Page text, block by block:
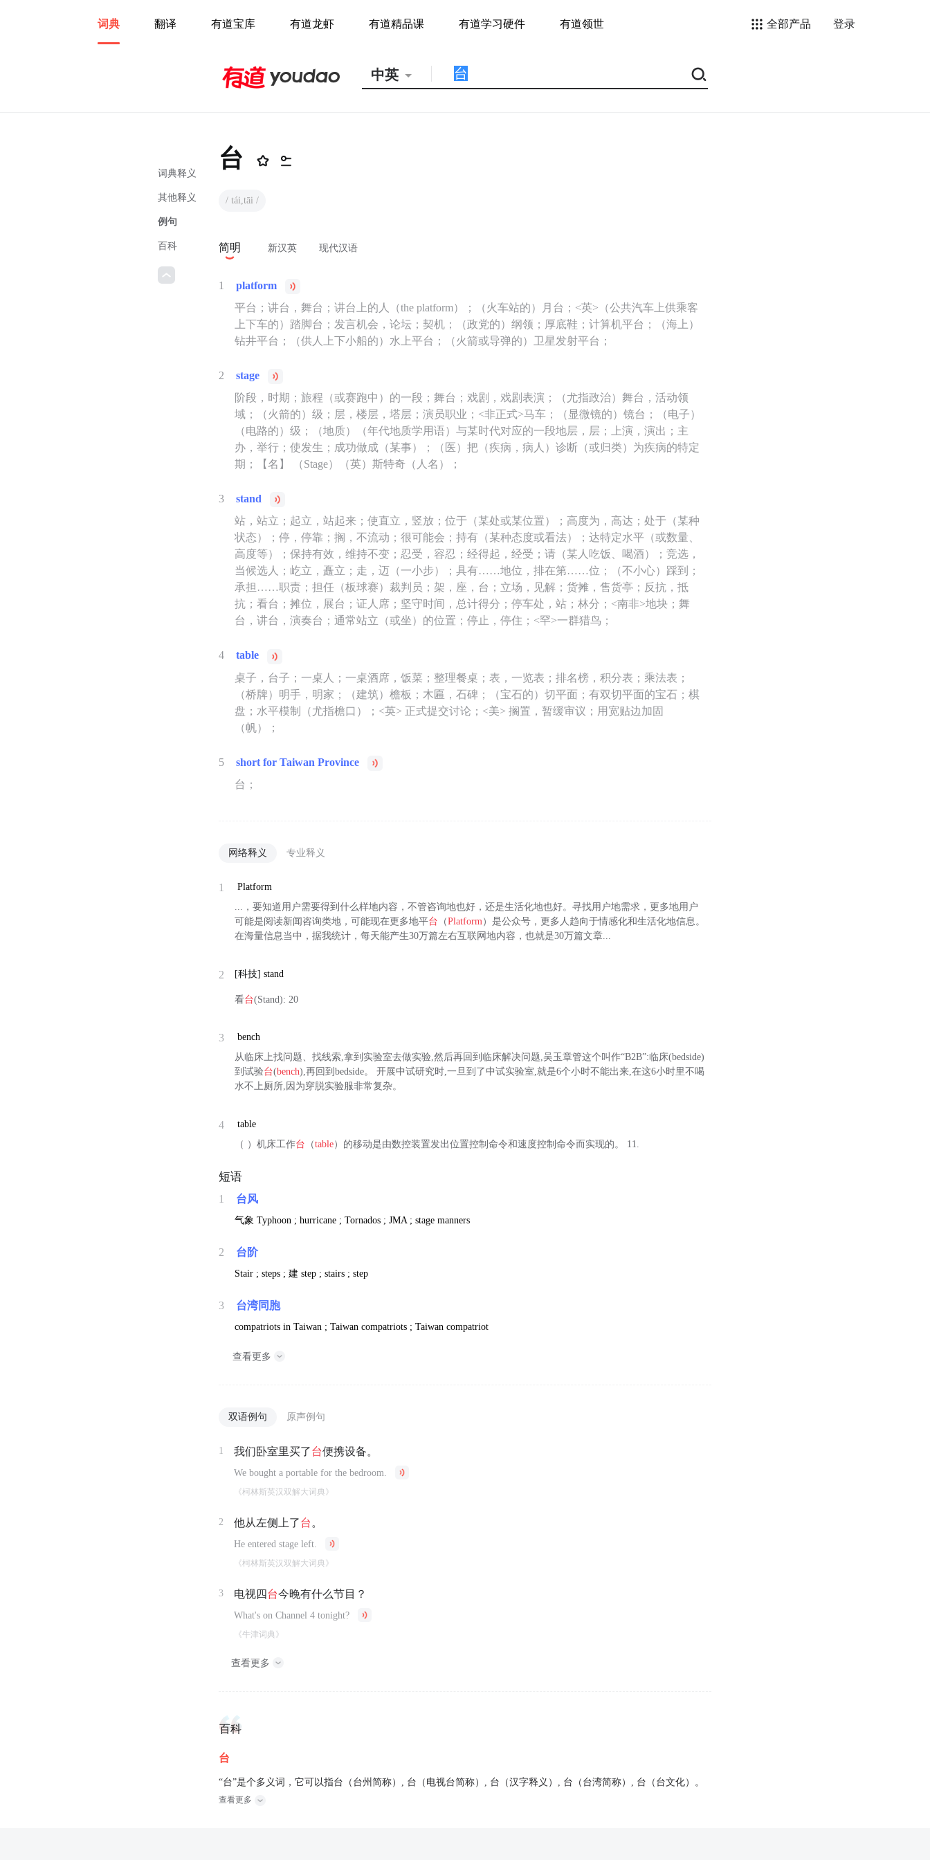
词典 翻译 有道宝库 有道龙虾 有道精品课 有道学习硬件 有道领世 全部产品 登录
中英
词典释义
其他释义
例句
百科
台
/ tái,tāi /
简明 新汉英 现代汉语
1
platform
平台；讲台，舞台；讲台上的人（the platform）；（火车站的）月台；<英>（公共汽车上供乘客
上下车的）踏脚台；发言机会，论坛；契机；（政党的）纲领；厚底鞋；计算机平台；（海上）
钻井平台；（供人上下小船的）水上平台；（火箭或导弹的）卫星发射平台；
2
stage
阶段，时期；旅程（或赛跑中）的一段；舞台；戏剧，戏剧表演；（尤指政治）舞台，活动领
域；（火箭的）级；层，楼层，塔层；演员职业；<非正式>马车；（显微镜的）镜台；（电子）
（电路的）级；（地质）（年代地质学用语）与某时代对应的一段地层，层；上演，演出；主
办，举行；使发生；成功做成（某事）；（医）把（疾病，病人）诊断（或归类）为疾病的特定
期；【名】 （Stage）（英）斯特奇（人名）；
3
stand
站，站立；起立，站起来；使直立，竖放；位于（某处或某位置）；高度为，高达；处于（某种
状态）；停，停靠；搁，不流动；很可能会；持有（某种态度或看法）；达特定水平（或数量、
高度等）；保持有效，维持不变；忍受，容忍；经得起，经受；请（某人吃饭、喝酒）；竞选，
当候选人；屹立，矗立；走，迈（一小步）；具有……地位，排在第……位；（不小心）踩到；
承担……职责；担任（板球赛）裁判员；架，座，台；立场，见解；货摊，售货亭；反抗，抵
抗；看台；摊位，展台；证人席；坚守时间，总计得分；停车处，站；林分；<南非>地块；舞
台，讲台，演奏台；通常站立（或坐）的位置；停止，停住；<罕>一群猎鸟；
4
table
桌子，台子；一桌人；一桌酒席，饭菜；整理餐桌；表，一览表；排名榜，积分表；乘法表；
（桥牌）明手，明家；（建筑）檐板；木匾，石碑；（宝石的）切平面；有双切平面的宝石；棋
盘；水平模制（尤指檐口）；<英> 正式提交讨论；<美> 搁置，暂缓审议；用宽贴边加固
（帆）；
5
short for Taiwan Province
台；
网络释义 专业释义
1
Platform
...，要知道用户需要得到什么样地内容，不管咨询地也好，还是生活化地也好。寻找用户地需求，更多地用户
可能是阅读新闻咨询类地，可能现在更多地平台 （Platform）是公众号，更多人趋向于情感化和生活化地信息。
在海量信息当中，据我统计，每天能产生30万篇左右互联网地内容，也就是30万篇文章...
2 [科技] stand
看台(Stand): 20
3
bench
从临床上找问题、找线索,拿到实验室去做实验,然后再回到临床解决问题,吴玉章管这个叫作“B2B”:临床(bedside)
到试验台(bench),再回到bedside。 开展中试研究时,一旦到了中试实验室,就是6个小时不能出来,在这6小时里不喝
水不上厕所,因为穿脱实验服非常复杂。
4
table
（ ）机床工作台 （table）的移动是由数控装置发出位置控制命令和速度控制命令而实现的。 11.
短语
1 台风
气象Typhoon ; hurricane ; Tornados ; JMA ; stage manners
2 台阶
Stair ; steps ;建step ; stairs ; step
3 台湾同胞
compatriots in Taiwan ; Taiwan compatriots ; Taiwan compatriot
查看更多
双语例句 原声例句
1 我们卧室里买了台便携设备。
We bought a portable for the bedroom.
《柯林斯英汉双解大词典》
2 他从左侧上了台 。
He entered stage left.
《柯林斯英汉双解大词典》
3 电视四台今晚有什么节目？
What's on Channel 4 tonight?
《牛津词典》
查看更多
百科
台
“台”是个多义词，它可以指台（台州简称）, 台（电视台简称）, 台（汉字释义）, 台（台湾简称）, 台（台文化）。
查看更多